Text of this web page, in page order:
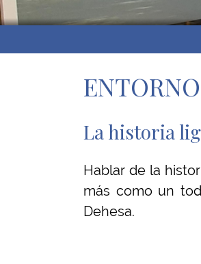
La historia
Hablar de la
más como un
Dehesa.